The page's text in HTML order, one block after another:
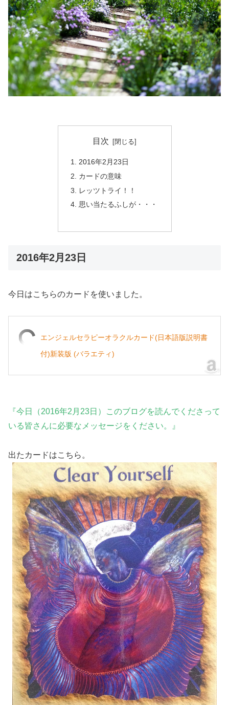
目次
2016年2月23日
カードの意味
レッツトライ！！
思い当たるふしが・・・
2016年2月23日
今日はこちらのカードを使いました。
エンジェルセラピーオラクルカード(日本語版説明書
付)新装版 (バラエティ)
『今日（2016年2月23日）このブログを読んでくださって
いる皆さんに必要なメッセージをください。』
出たカードはこちら。